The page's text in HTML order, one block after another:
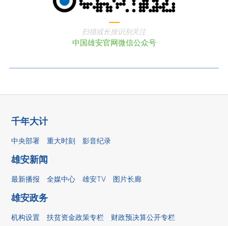
扫描或长按识别关注
中国雄安官网微信公众号
千年大计
中央部署 重大时刻 影音纪录
雄安新闻
最新播报 全媒中心 雄安TV 图片长廊
雄安政务
机构设置 扶贫资金政策专栏
财政预决算公开专栏